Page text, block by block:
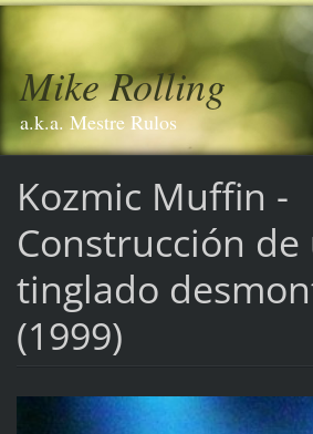
Mike Rolling
a.k.a. Mestre Rulos
Kozmic Muffin -
Construcción de
tinglado
(1999)